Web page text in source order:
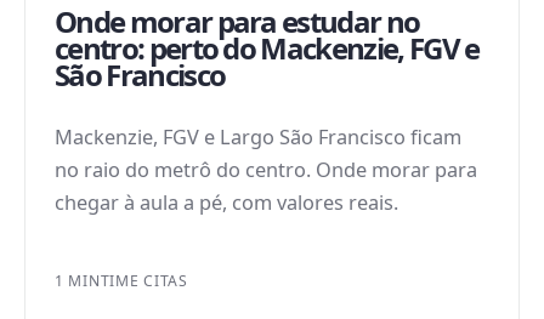
Onde morar para estudar no
centro: perto do Mackenzie, FGV e
São Francisco
Mackenzie, FGV e Largo São Francisco ficam
no raio do metrô do centro. Onde morar para
chegar à aula a pé, com valores reais.
1 MINTIME CITAS